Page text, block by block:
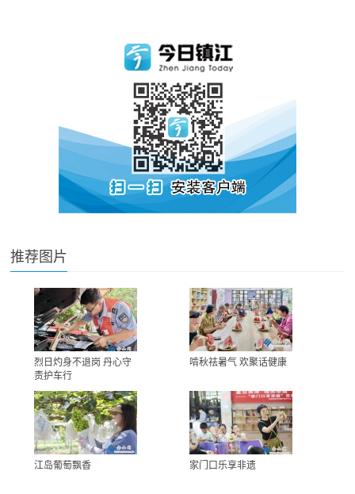
推荐图片
烈日灼身不退岗 丹心守
责护车行
啃秋祛暑气 欢聚话健康
江岛葡萄飘香 家门口乐享非遗